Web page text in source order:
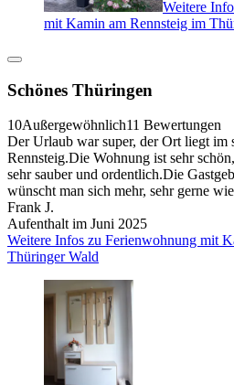
Weitere
mit Kamin am Rennsteig im
Schönes Thüringen
10Außergewöhnlich11 Bewertungen
Der Urlaub war super, der Ort liegt im
Rennsteig.Die Wohnung ist sehr
sehr sauber und ordentlich.Die
wünscht man sich mehr, sehr gerne
Frank J.
Aufenthalt im Juni 2025
Weitere Infos zu Ferienwohnung mit
Thüringer Wald